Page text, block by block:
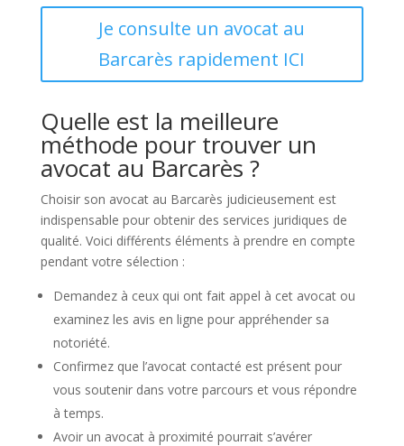
Je consulte un avocat au
Barcarès rapidement ICI
Quelle est la meilleure
méthode pour trouver un
avocat au Barcarès ?
Choisir son avocat au Barcarès judicieusement est
indispensable pour obtenir des services juridiques de
qualité. Voici différents éléments à prendre en compte
pendant votre sélection :
Demandez à ceux qui ont fait appel à cet avocat ou
examinez les avis en ligne pour appréhender sa
notoriété.
Confirmez que l’avocat contacté est présent pour
vous soutenir dans votre parcours et vous répondre
à temps.
Avoir un avocat à proximité pourrait s’avérer